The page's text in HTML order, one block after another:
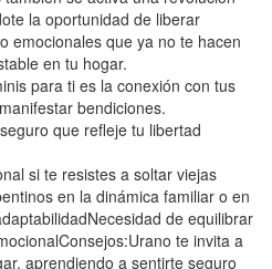
la oportunidad de liberar
emocionales que ya no te hacen
en tu hogar.
para ti es la conexión con tus
bendiciones.
que refleje tu libertad
si te resistes a soltar viejas
en la dinámica familiar o en
de equilibrar
te invita a
aprendiendo a sentirte seguro